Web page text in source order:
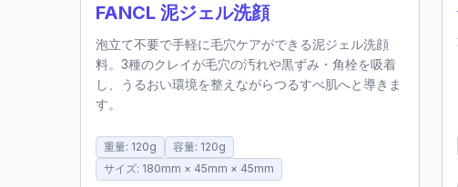
FANCL 泥ジェル洗顔
泡立て不要で手軽に毛穴ケアができる泥ジェル洗顔
料。3種のクレイが毛穴の汚れや黒ずみ・角栓を吸着
し、うるおい環境を整えながらつるすべ肌へと導きま
す。
重量: 120g
容量: 120g
サイズ: 180mm × 45mm × 45mm